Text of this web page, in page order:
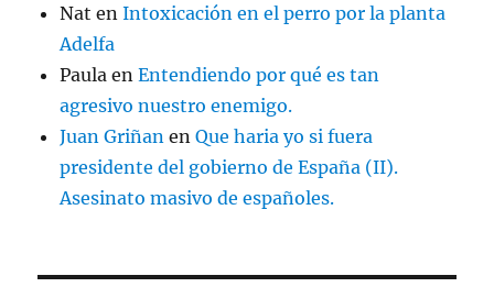
Nat enIntoxicación en el perro por la planta
Adelfa
Paula enEntendiendo por qué es tan
agresivo nuestro enemigo.
Juan Griñan enQue haria yo si fuera
presidente del gobierno de España (II).
Asesinato masivo de españoles.